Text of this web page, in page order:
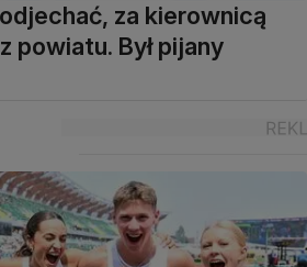
za kierownicą
powiatu. Był pijany